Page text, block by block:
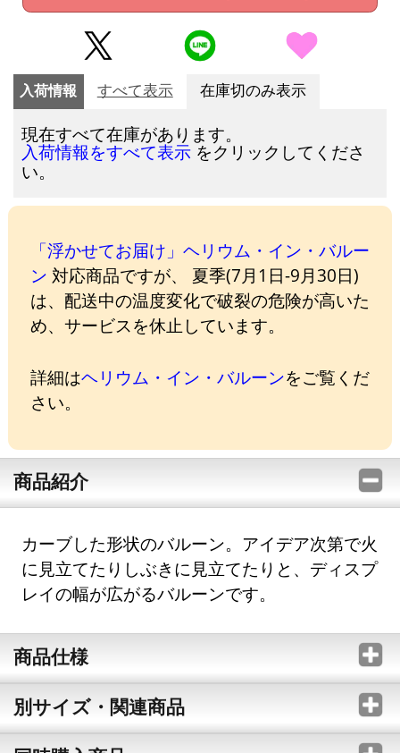
入荷情報 すべて表示 在庫切のみ表示
現在すべて在庫があります。
入荷情報をすべて表示 をクリックしてくださ
い。
「浮かせてお届け」ヘリウム・イン・バルー
ン 対応商品ですが、 夏季(7月1日-9月30日)
は、配送中の温度変化で破裂の危険が高いた
め、サービスを休止しています。
詳細はヘリウム・イン・バルーンをご覧くだ
さい。
商品紹介
カーブした形状のバルーン。アイデア次第で火
に見立てたりしぶきに見立てたりと、ディスプ
レイの幅が広がるバルーンです。
商品仕様
別サイズ・関連商品